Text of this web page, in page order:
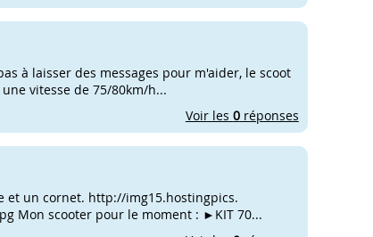
à laisser des messages pour m'aider, le scoot
vitesse de 75/80km/h...
Voir les 0réponses
et un cornet. http://img15.hostingpics.
Mon scooter pour le moment : ►KIT 70...